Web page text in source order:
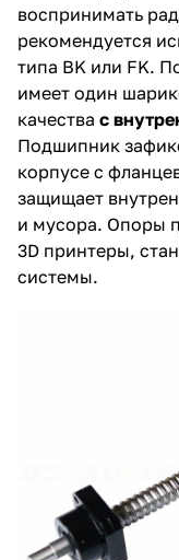
воспринимать
рекомендуется
типа BK или FK.
имеет один
качества с
Подшипник
корпусе с
защищает
и мусора. Опоры
3D принтеры,
системы.